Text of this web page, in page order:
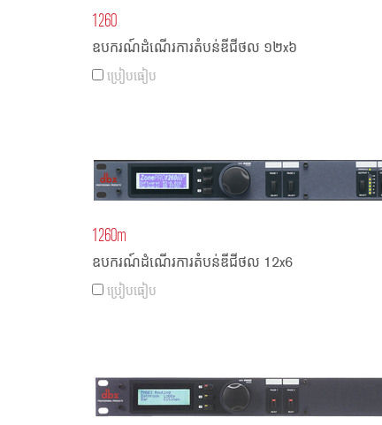
1260
ឧបករណ៍ដំណើរការតំបន់ឌីជីថល ១២x៦
ប្រៀបធៀប
1260m
ឧបករណ៍ដំណើរការតំបន់ឌីជីថល 12x6
ប្រៀបធៀប